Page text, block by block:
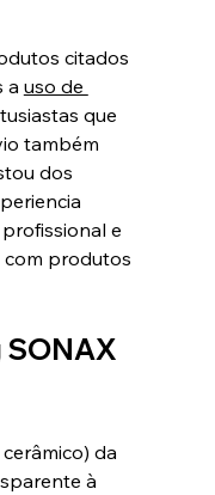
citados
a uso de
que
também
dos
e
com produtos
SONAX
da
à